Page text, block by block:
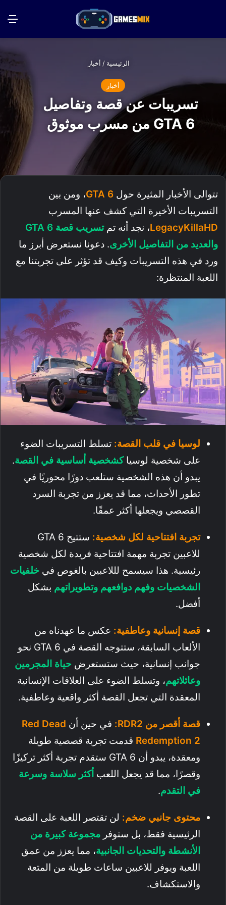
الرئيسية / أخبار
أخبار
تسريبات عن قصة وتفاصيل
GTA 6 من مسرب موثوق
تتوالى الأخبار المثيرة حول GTA 6، ومن بين
التسريبات الأخيرة التي كشف عنها المسرب
LegacyKillaHD، نجد أنه تم
تسريب قصة GTA 6
والعديد من التفاصيل الأخرى. دعونا نستعرض أبرز ما
ورد في هذه التسريبات وكيف قد تؤثر على تجربتنا مع
اللعبة المنتظرة:
لوسيا في قلب القصة: تسلط التسريبات الضوء
على شخصية لوسياكشخصية أساسية في القصة.
يبدو أن هذه الشخصية ستلعب دورًا محوريًا في
تطور الأحداث، مما قد يعزز من تجربة السرد
القصصي ويجعلها أكثر عمقًا.
تجربة افتتاحية لكل شخصية:
ستتيح GTA 6
للاعبين تجربة مهمة افتتاحية فريدة لكل شخصية
رئيسية. هذا سيسمح لللاعبين بالغوص في خلفيات
الشخصيات وفهم دوافعهم وتطويراتهم بشكل
أفضل.
قصة إنسانية وعاطفية: عكس ما عهدناه من
الألعاب السابقة، ستتوجه القصة في GTA 6 نحو
جوانب إنسانية، حيث ستستعرض حياة المجرمين
وعائلاتهم، وتسلط الضوء على العلاقات الإنسانية
المعقدة التي تجعل القصة أكثر واقعية وعاطفية.
قصة أقصر من RDR2: في حين أن Red Dead
Redemption 2 قدمت تجربة قصصية طويلة
ومعقدة، يبدو أن GTA 6 ستقدم تجربة أكثر تركيزًا
وقصرًا، مما قد يجعل اللعب أكثر سلاسة وسرعة
في التقدم.
محتوى جانبي ضخم: لن تقتصر اللعبة على القصة
الرئيسية فقط، بل ستوفر مجموعة كبيرة من
الأنشطة والتحديات الجانبية، مما يعزز من عمق
اللعبة ويوفر للاعبين ساعات طويلة من المتعة
والاستكشاف.